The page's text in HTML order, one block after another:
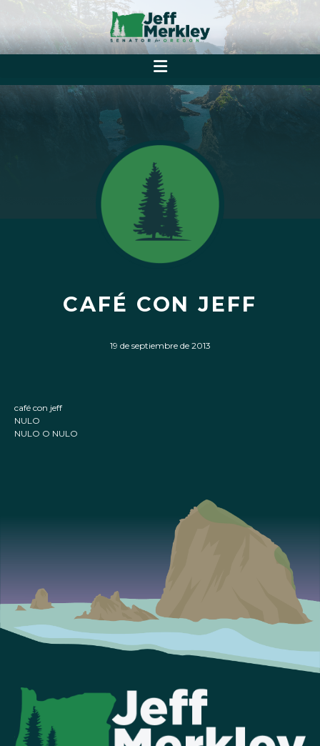
CAFÉ CON JEFF
19 de septiembre de 2013
café con jeff
NULO
NULO O NULO